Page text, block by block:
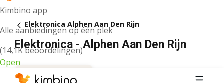
Kimbino app
Alle aanbiedingen op één plek
(14,1K beoordelingen)
Open
Elektronica Alphen Aan Den Rijn
Elektronica - Alphen Aan Den Rijn